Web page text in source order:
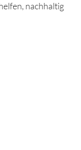
nachhaltig